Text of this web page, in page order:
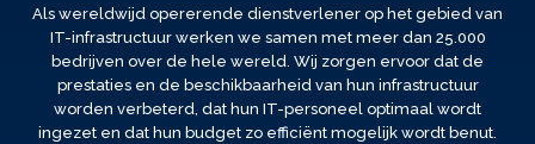
Als wereldwijd opererende dienstverlener op het gebied van
IT-infrastructuur werken we samen met meer dan 25.000
bedrijven over de hele wereld. Wij zorgen ervoor dat de
prestaties en de beschikbaarheid van hun infrastructuur
worden verbeterd, dat hun IT-personeel optimaal wordt
ingezet en dat hun budget zo efficiënt mogelijk wordt benut.